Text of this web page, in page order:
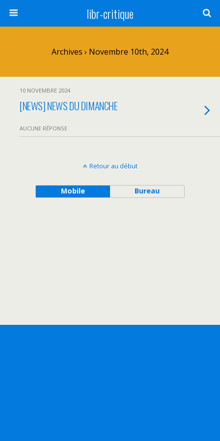
libr-critique
Archives › Novembre 10th, 2024
10 NOVEMBRE 2024
[NEWS] NEWS DU DIMANCHE
AUCUNE RÉPONSE
Retour au début
Mobile Bureau